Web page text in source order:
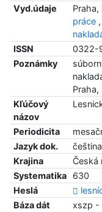
Vyd.údaje
Praha,
práce,
ISSN
0322-
Poznámky
Praha,
Kľúčový
názov
Periodicita
Jazyk dok.
čeština
Krajina
Česká
Systematika
630
Heslá
Báza dát
xszp -